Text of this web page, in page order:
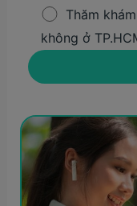
Thăm
không ở